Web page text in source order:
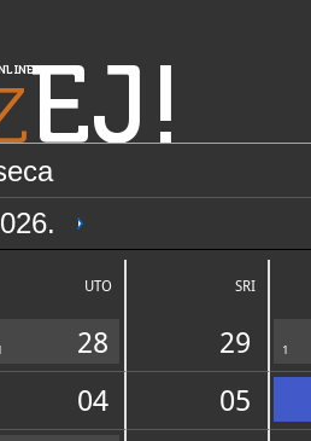
EJ!
UTO SRI
28 29 1
04
05
Grada